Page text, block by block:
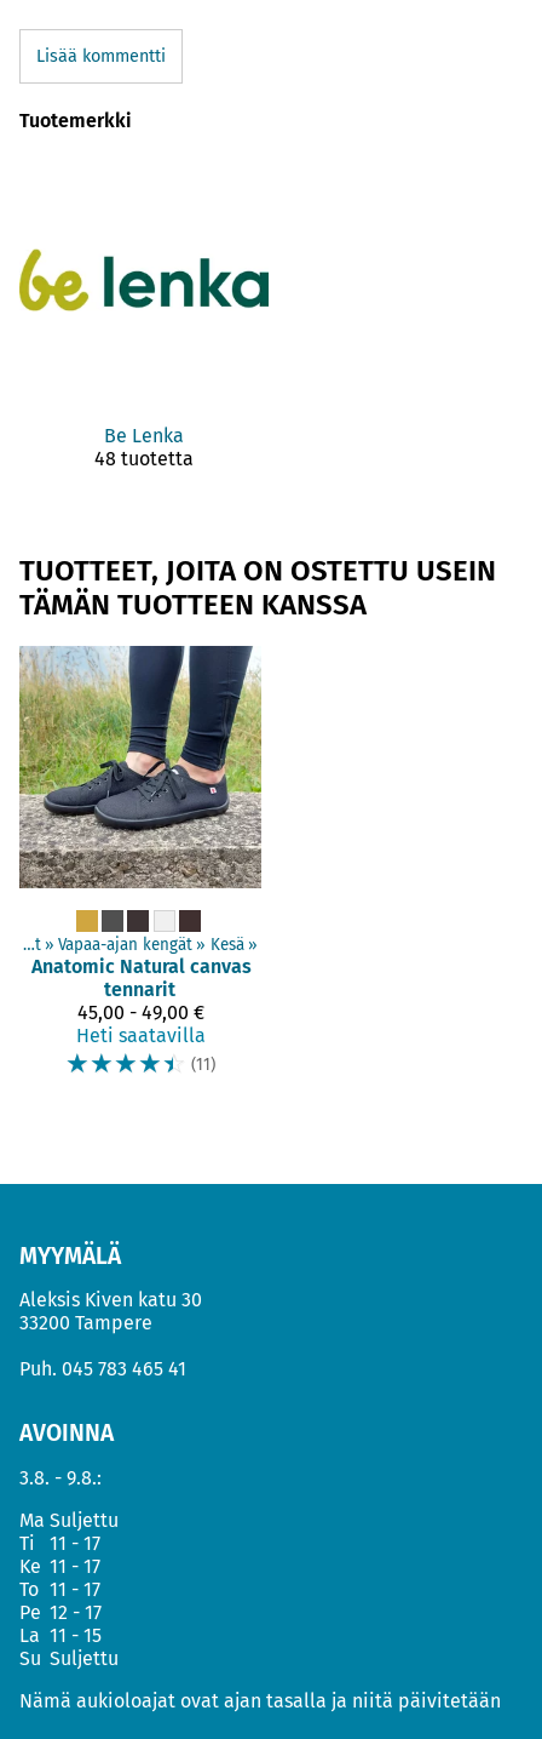
Lisää kommentti
Tuotemerkki
Be Lenka
48 tuotetta
TUOTTEET, JOITA ON OSTETTU USEIN
TÄMÄN TUOTTEEN KANSSA
Aikuisten kengät ‪» Vapaa-ajan kengät ‪» Kesä ‪»
Anatomic Natural canvas
tennarit
45,00 - 49,00 €
Heti saatavilla
☆☆☆☆☆ (11)
MYYMÄLÄ
Aleksis Kiven katu 30
33200 Tampere
Puh. 045 783 465 41
AVOINNA
3.8. - 9.8.:
Ma Suljettu
Ti
11 - 17
Ke 11 - 17
To 11 - 17
Pe 12 - 17
La 11 - 15
Su Suljettu
Nämä aukioloajat ovat ajan tasalla ja niitä päivitetään